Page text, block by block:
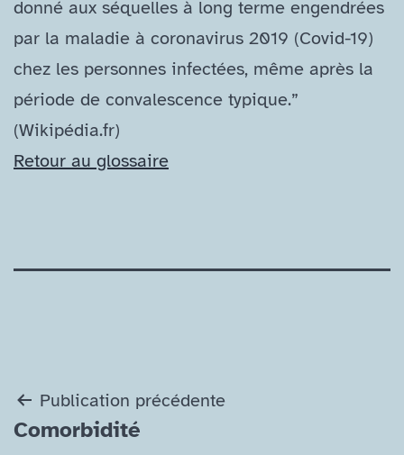
donné aux séquelles à long terme engendrées
par la maladie à coronavirus 2019 (Covid-​19)
chez les personnes infectées, même après la
période de convalescence typique.”
(Wikipédia.fr)
Retour au glossaire
Navigation
de
Publication précédente
Comorbidité